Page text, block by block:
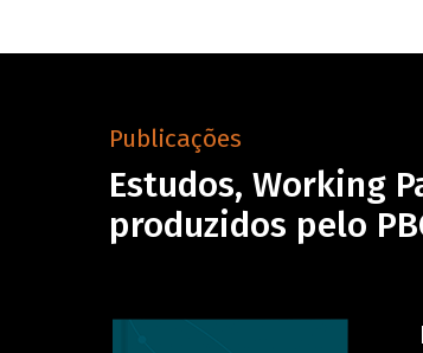
Publicações
Estudos, Working
produzidos pelo